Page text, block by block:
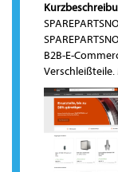
B2B-E-